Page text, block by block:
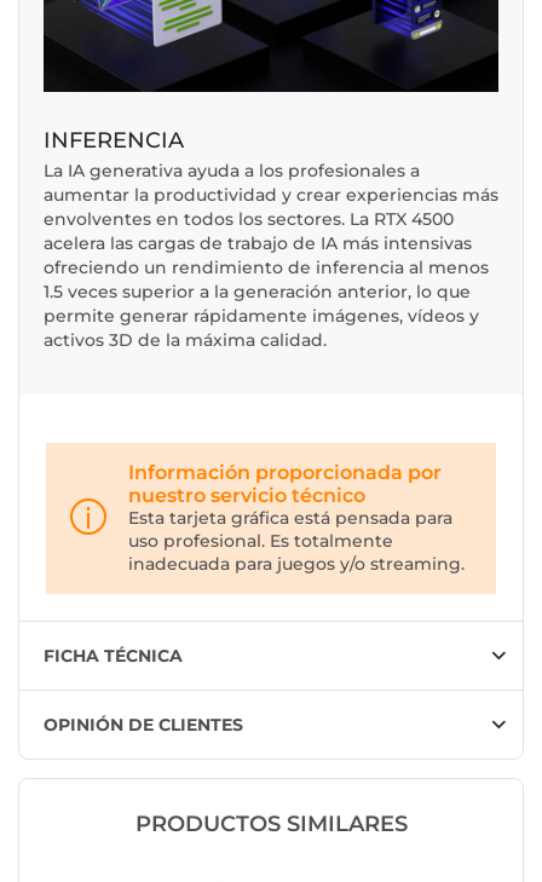
INFERENCIA
La IA generativa ayuda a los profesionales a
aumentar la productividad y crear experiencias más
envolventes en todos los sectores. La RTX 4500
acelera las cargas de trabajo de IA más intensivas
ofreciendo un rendimiento de inferencia al menos
1.5 veces superior a la generación anterior, lo que
permite generar rápidamente imágenes, vídeos y
activos 3D de la máxima calidad.
Información proporcionada por
nuestro servicio técnico
Esta tarjeta gráfica está pensada para
uso profesional. Es totalmente
inadecuada para juegos y/o streaming.
FICHA TÉCNICA
OPINIÓN DE CLIENTES
PRODUCTOS SIMILARES